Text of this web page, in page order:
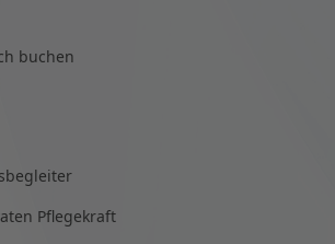
buchen
Pflegekraft